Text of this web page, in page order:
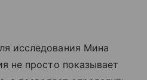
исследования Мина
не просто показывает